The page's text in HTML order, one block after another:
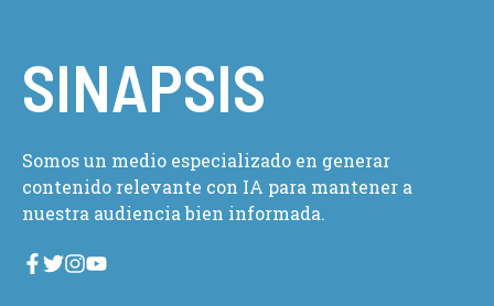
SINAPSIS
Somos un medio especializado en generar
contenido relevante con IA para mantener a
nuestra audiencia bien informada.